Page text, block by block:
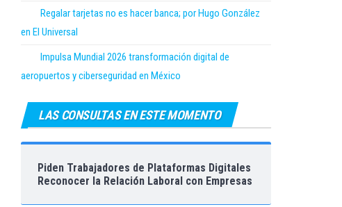
Regalar tarjetas no es hacer banca; por Hugo González
en El Universal
Impulsa Mundial 2026 transformación digital de
aeropuertos y ciberseguridad en México
LAS CONSULTAS EN ESTE MOMENTO
Piden Trabajadores de Plataformas Digitales
Reconocer la Relación Laboral con Empresas